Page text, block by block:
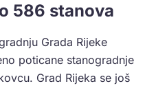
586 stanova
Grada Rijeke
poticane stanogradnje
Grad Rijeka se još